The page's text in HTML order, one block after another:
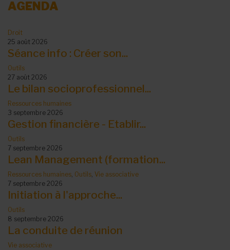
AGENDA
Droit
25 août 2026
Séance info : Créer son...
Outils
27 août 2026
Le bilan socioprofessionnel...
Ressources humaines
3 septembre 2026
Gestion financière - Etablir...
Outils
7 septembre 2026
Lean Management (formation...
Ressources humaines, Outils, Vie associative
7 septembre 2026
Initiation à l'approche...
Outils
8 septembre 2026
La conduite de réunion
Vie associative